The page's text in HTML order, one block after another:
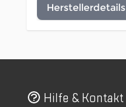
Herstellerdetails
Hilfe & Kontakt